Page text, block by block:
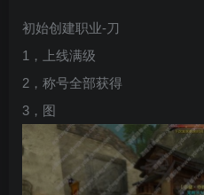
初始创建职业-刀
1，上线满级
2，称号全部获得
3，图